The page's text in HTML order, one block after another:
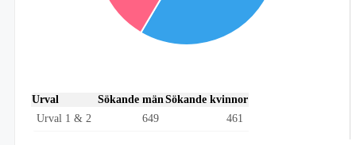
Urval Sökande män Sökande kvinnor
Urval 1 & 2
649 461